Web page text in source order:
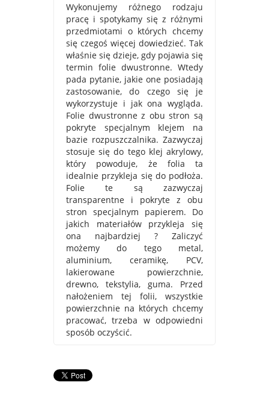
Wykonujemy różnego rodzaju
pracę i spotykamy się z różnymi
przedmiotami o których chcemy
się czegoś więcej dowiedzieć. Tak
właśnie się dzieje, gdy pojawia się
termin folie dwustronne. Wtedy
pada pytanie, jakie one posiadają
zastosowanie, do czego się je
wykorzystuje i jak ona wygląda.
Folie dwustronne z obu stron są
pokryte specjalnym klejem na
bazie rozpuszczalnika. Zazwyczaj
stosuje się do tego klej akrylowy,
który powoduje, że folia ta
idealnie przykleja się do podłoża.
Folie te są zazwyczaj
transparentne i pokryte z obu
stron specjalnym papierem. Do
jakich materiałów przykleja się
ona najbardziej ? Zaliczyć
możemy do tego metal,
aluminium, ceramikę, PCV,
lakierowane powierzchnie,
drewno, tekstylia, guma. Przed
nałożeniem tej folii, wszystkie
powierzchnie na których chcemy
pracować, trzeba w odpowiedni
sposób oczyścić.